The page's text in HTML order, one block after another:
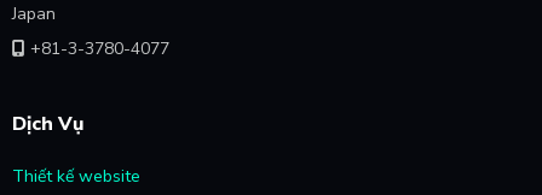
Dịch Vụ
Thiết kế website
Japan
+81-3-3780-4077